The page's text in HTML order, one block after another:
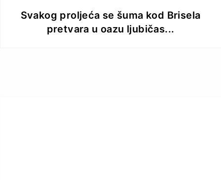
Svakog proljeća se šuma kod Brisela
pretvara u oazu ljubičas...